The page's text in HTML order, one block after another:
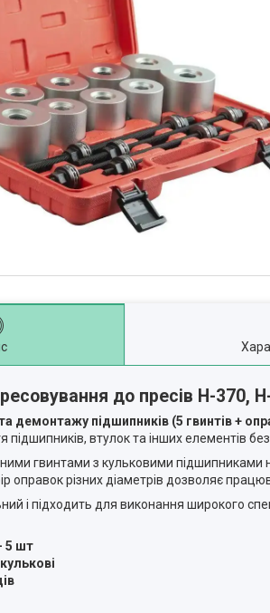
до пресів H-370,
демонтажу підшипників (5 гвинтів +
підшипників, втулок та інших елементів
гвинтами з кульковими підшипниками
оправок різних діаметрів дозволяє
і підходить для виконання широкого
5 шт